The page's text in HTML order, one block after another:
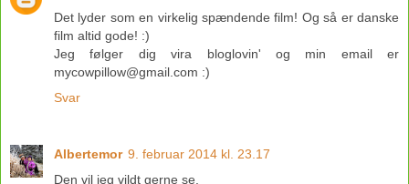
Det lyder som en virkelig spændende film! Og så er danske
film altid gode! :)
Jeg følger dig vira bloglovin' og min email er
mycowpillow@gmail.com :)
Svar
Albertemor 9. februar 2014 kl. 23.17
Den vil jeg vildt gerne se.